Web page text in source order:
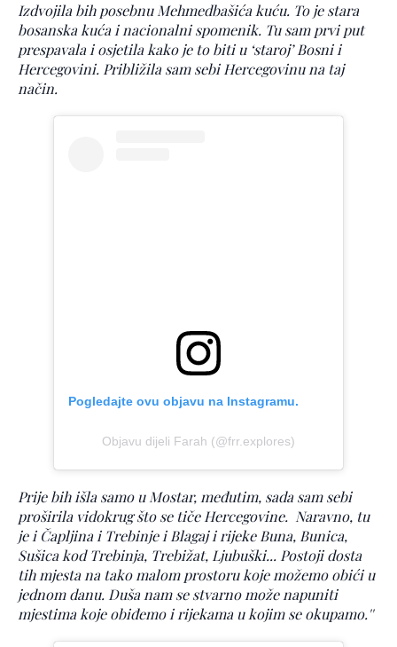
Izdvojila bih posebnu Mehmedbašića kuću. To je stara
bosanska kuća i nacionalni spomenik. Tu sam prvi put
prespavala i osjetila kako je to biti u ‘staroj’ Bosni i
Hercegovini. Približila sam sebi Hercegovinu na taj
način.
Pogledajte ovu objavu na Instagramu.
Objavu dijeli Farah (@frr.explores)
Prije bih išla samo u Mostar, međutim, sada sam sebi
proširila vidokrug što se tiče Hercegovine. Naravno, tu
je i Čapljina i Trebinje i Blagaj i rijeke Buna, Bunica,
Sušica kod Trebinja, Trebižat, Ljubuški... Postoji dosta
tih mjesta na tako malom prostoru koje možemo obići u
jednom danu. Duša nam se stvarno može napuniti
mjestima koje obiđemo i rijekama u kojim se okupamo.''